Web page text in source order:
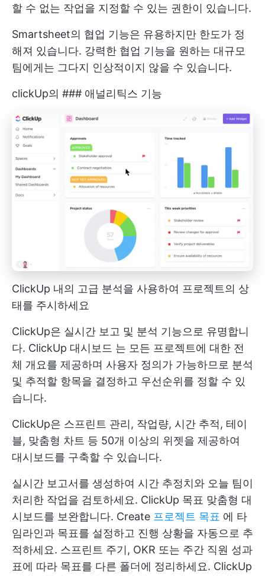
할 수 없는 작업을 지정할 수 있는 권한이 있습니다.
Smartsheet의 협업 기능은 유용하지만 한도가 정
해져 있습니다. 강력한 협업 기능을 원하는 대규모
팀에게는 그다지 인상적이지 않을 수 있습니다.
clickUp의 ### 애널리틱스 기능
ClickUp 내의 고급 분석을 사용하여 프로젝트의 상
태를 주시하세요
ClickUp은 실시간 보고 및 분석 기능으로 유명합니
다. ClickUp 대시보드 는 모든 프로젝트에 대한 전
체 개요를 제공하며 사용자 정의가 가능하므로 분석
및 추적할 항목을 결정하고 우선순위를 정할 수 있
습니다.
ClickUp은 스프린트 관리, 작업량, 시간 추적, 테이
블, 맞춤형 차트 등 50개 이상의 위젯을 제공하여
대시보드를 구축할 수 있습니다.
실시간 보고서를 생성하여 시간 추정치와 오늘 팀이
처리한 작업을 검토하세요. ClickUp 목표 맞춤형 대
시보드를 보완합니다. Create 프로젝트 목표 에 타
임라인과 목표를 설정하고 진행 상황을 자동으로 추
적하세요. 스프린트 주기, OKR 또는 주간 직원 성과
표에 따라 목표를 다른 폴더에 정리하세요. ClickUp